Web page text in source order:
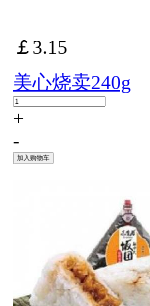
￡3.15
美心烧卖240g
+
-
加入购物车